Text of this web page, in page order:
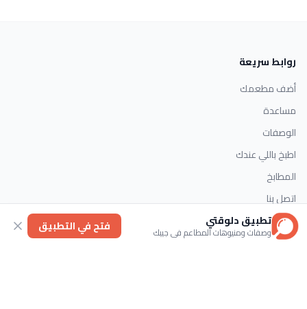
روابط سريعة
أضف مطعمك
مساعدة
الوصفات
اطبخ باللي عندك
المطابخ
اتصل بنا
التصنيفات
تطبيق دلوقتي
وصفات ومنيوهات المطاعم في جيبك فتح في التطبيق